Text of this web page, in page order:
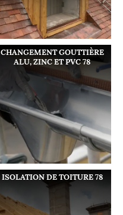
CHANGEMENT GOUTTIÈRE
ALU, ZINC ET PVC 78
ISOLATION DE TOITURE 78